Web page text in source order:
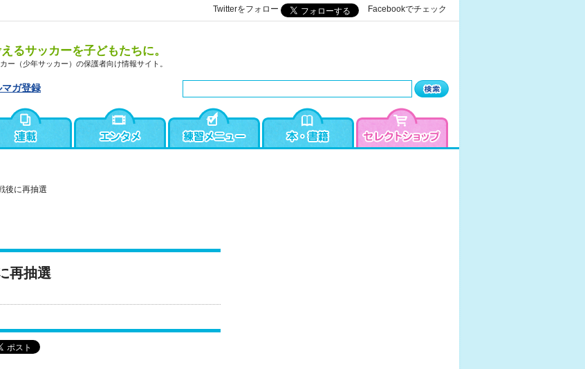
Twitterをフォロー Facebookでチェック
るサッカーを子どもたちに。
ー（少年サッカー）の保護者向け情報サイト。
マガ登録
後に再抽選
再抽選